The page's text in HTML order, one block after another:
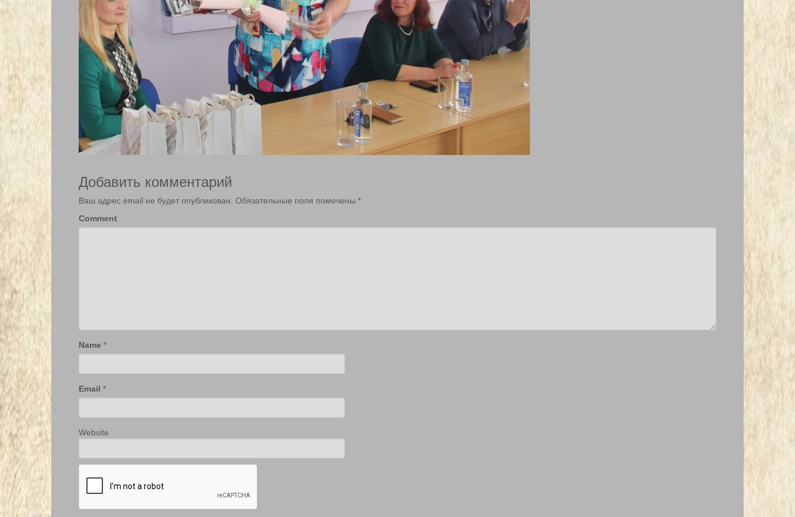
Добавить комментарий
Ваш адрес email не будет опубликован. Обязательные поля помечены *
Comment
Name *
Email *
Website